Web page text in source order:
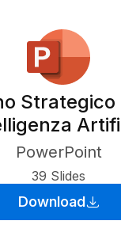
Strategico
PowerPoint
39 Slides
Download